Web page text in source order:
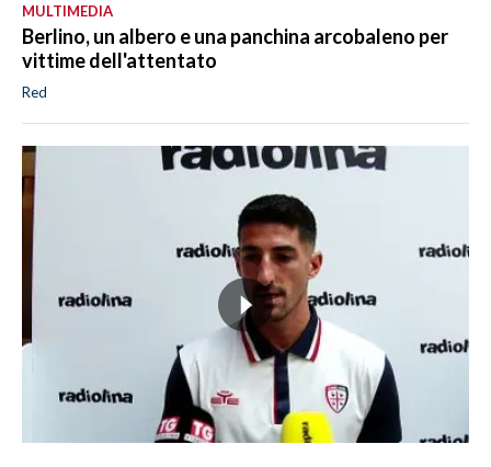
MULTIMEDIA
Berlino, un albero e una panchina arcobaleno per
vittime dell'attentato
Red